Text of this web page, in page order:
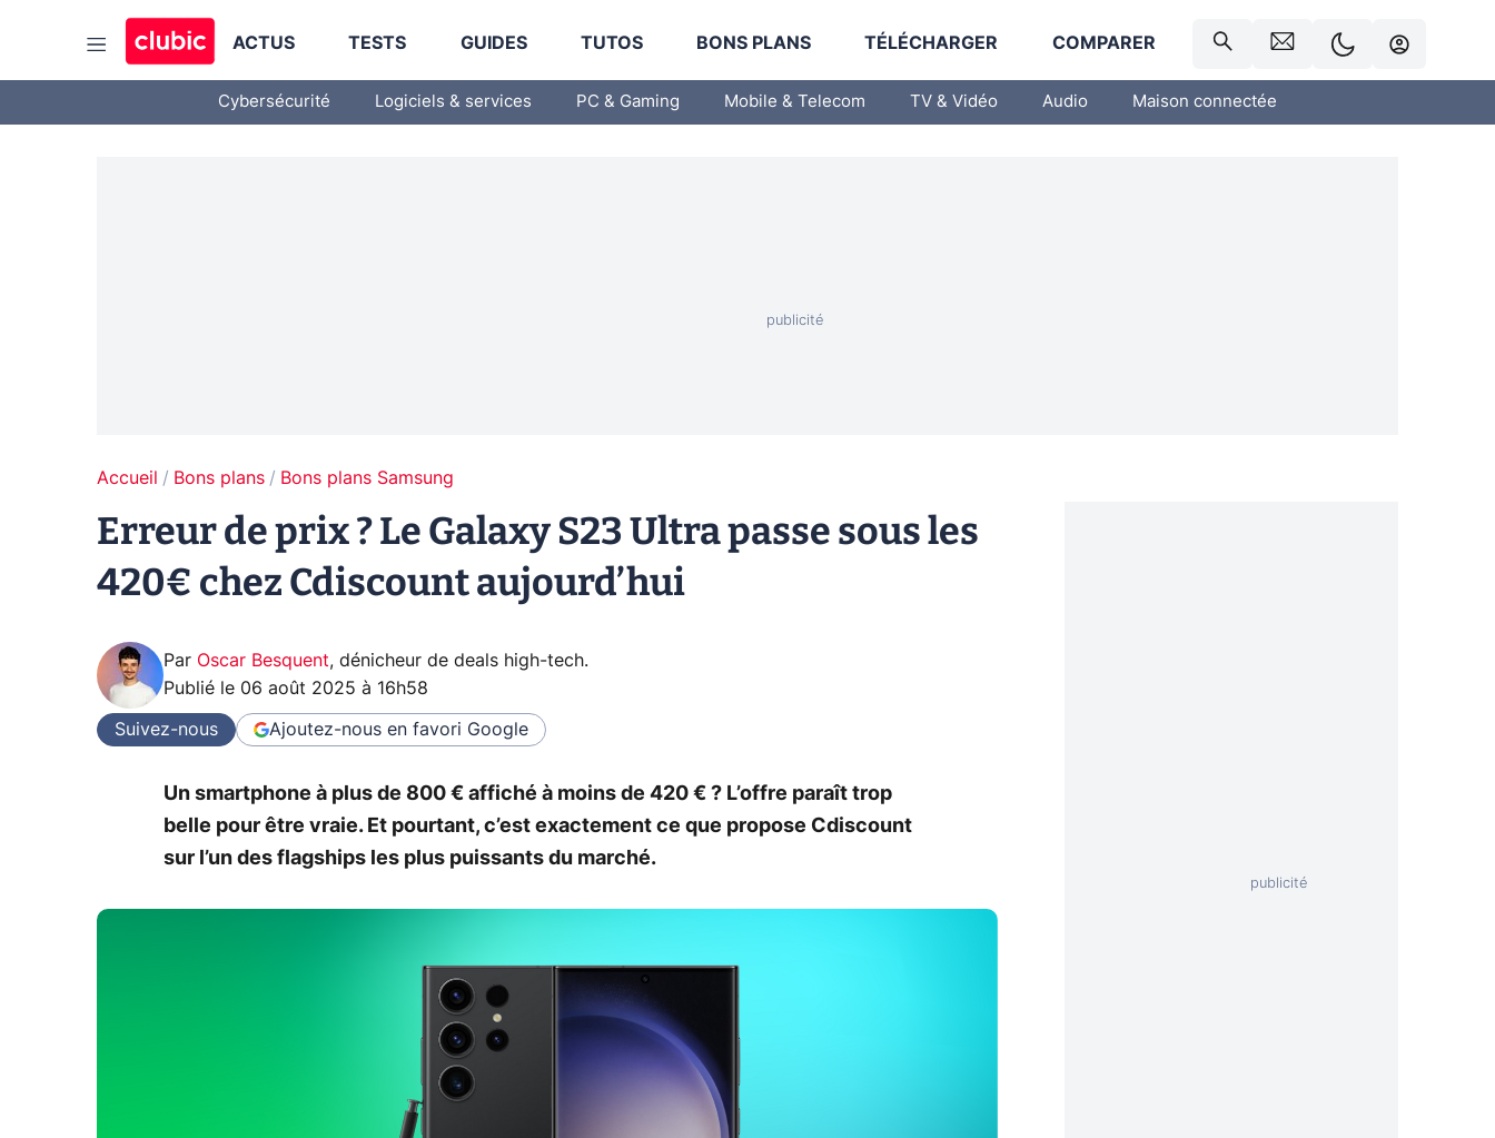
ACTUS TESTS GUIDES TUTOS BONS PLANS TÉLÉCHARGER COMPARER
Cybersécurité Logiciels & services PC & Gaming Mobile & Telecom TV & Vidéo Audio Maison connectée
Accueil Bons plans Bons plans Samsung
Erreur de prix ? Le Galaxy S23 Ultra passe sous les
420€ chez Cdiscount aujourd’hui
Par Oscar Besquent, dénicheur de deals high-tech.
Publié le 06 août 2025 à 16h58
Suivez-nous Ajoutez-nous en favori Google
Un smartphone à plus de 800 € affiché à moins de 420 € ? L’offre paraît trop
belle pour être vraie. Et pourtant, c’est exactement ce que propose Cdiscount
sur l’un des flagships les plus puissants du marché.